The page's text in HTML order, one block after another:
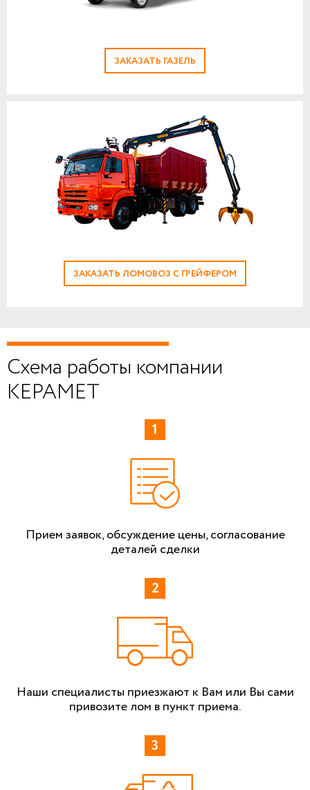
ЗАКАЗАТЬ ГАЗЕЛЬ
ЗАКАЗАТЬ ЛОМОВОЗ С ГРЕЙФЕРОМ
Схема работы компании
КЕРАМЕТ
Прием заявок, обсуждение цены, согласование
деталей сделки
Наши специалисты приезжают к Вам или Вы сами
привозите лом в пункт приема.